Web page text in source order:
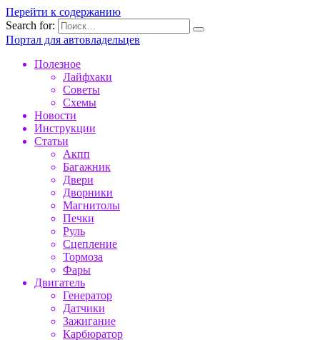
Перейти к содержанию
Search for:
Портал для автовладельцев
Полезное
Лайфхаки
Советы
Схемы
Новости
Инструкции
Статьи
Акпп
Багажник
Двери
Дворники
Магнитолы
Печки
Руль
Сцепление
Тормоза
Фары
Двигатель
Генератор
Датчики
Зажигание
Карбюратор